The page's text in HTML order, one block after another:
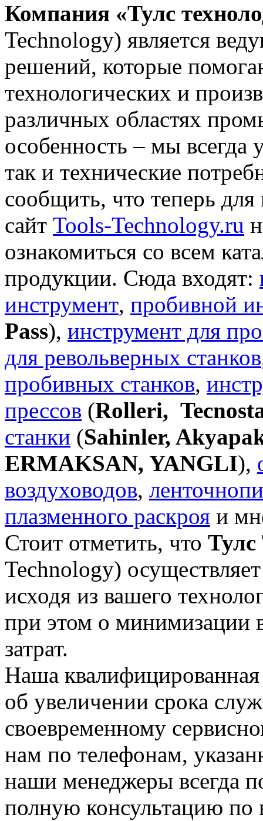
Компания «Тулс
Technology) является
решений, которые
технологических и
различных областях
особенность – мы всегда
так и технические
сообщить, что теперь
сайт Tools-Technology.ru
ознакомиться со всем
продукции. Сюда входят:
инструмент, пробивной
Pass), инструмент для
для револьверных станков
пробивных станков,
прессов (Rolleri,
станки (Sahinler,
ERMAKSAN, YANGLI),
воздуховодов,
плазменного раскроя и
Стоит отметить, что Тулс
Technology)
исходя из вашего
при этом о минимизации
затрат.
Наша
об увеличении срока
своевременному
нам по телефонам,
наши менеджеры всегда
полную консультацию